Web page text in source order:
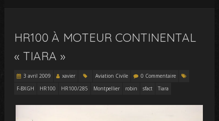
HR100 À MOTEUR CONTINENTAL
« TIARA »
3 avril 2009 xavier Aviation Civile
0 Commentaire
F-BXGH
HR100 HR100/285 Montpellier robin sfact Tiara